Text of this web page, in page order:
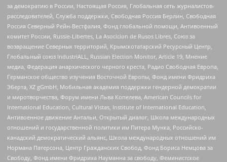
за демократию в России, Настоящая Россия, Глобальная сеть журналистов-
расследователей, Служба поддержки, Свободная Россия Берлин, Свободная
Россия Северный Рейн-Вестфалия, Фонд глобальной помощи, Антивоенный
комитет России, Russie-Libertes, La Asocicion de Rusos Libres, Союз за
возвращение Северных территорий, Крымскотатарский Ресурсный Центр,
Глобальный союз IndustriALL, Russian Election Monitor, Article 19, Мнение
медиа, Федерация анархического черного креста, Радио Свободная Европа,
Германское общество изучения Восточной Европы, Фонд имени Фридриха
Эберта, XZ gGmbH, Мобильная академия поддержки гендерной демократии
и миротворчества, Форум имени Льва Копелева, American Councils for
International Education, Cultural Vistas, Institute of International Education,
Антивоенное движение Антальи, Открытый диалог, Школа международных
отношений и государственной политики им Питера Мунка, Российско-
канадский демократический альянс, Школа международных отношений им
Нормана Патерсона, Центр Гражданских Свобод, Фонд Бориса Немцова за
Свободу, Фонд имени Фридриха Науманна за свободу, Феминистское